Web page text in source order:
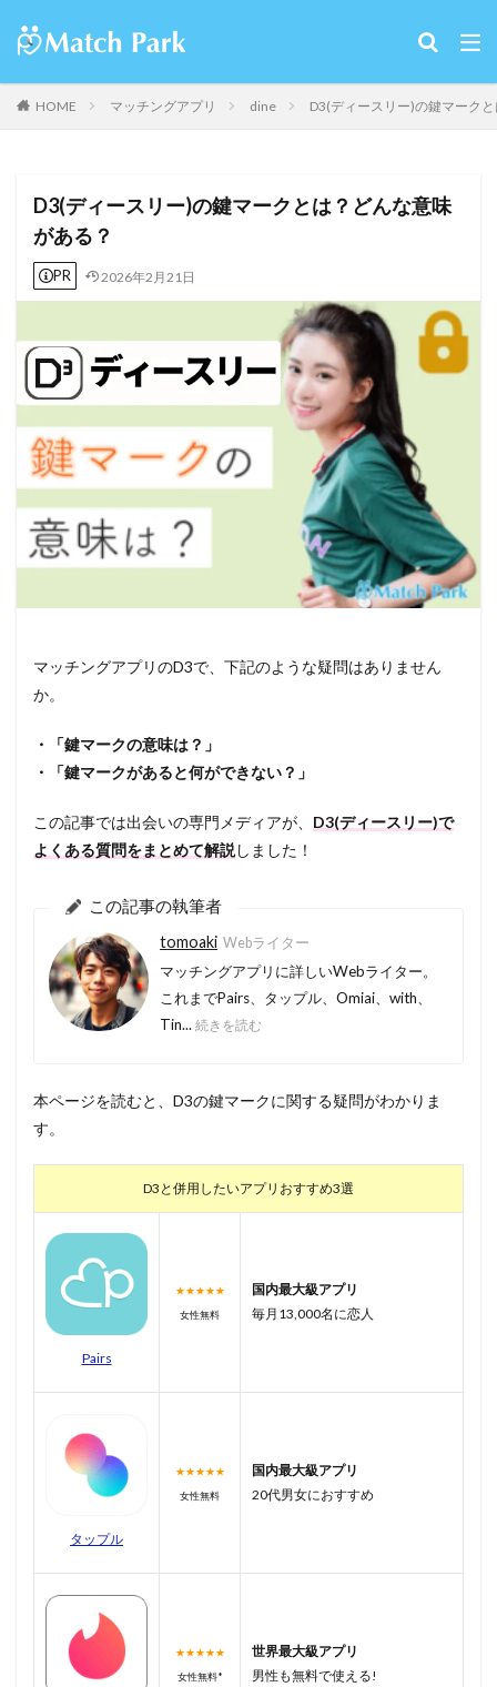
HOME マッチングアプリ dine D3(ディースリー)の鍵マーク
D3(ディースリー)の鍵マークとは？どんな意味
がある？
PR 2026年2月21日
マッチングアプリのD3で、下記のような疑問はありません
か。
・「鍵マークの意味は？ 」
・「鍵マークがあると何ができない？」
この記事では出会いの専門メディアが、 D3(ディースリー)で
よくある質問をまとめて解説しました！
この記事の執筆者
tomoaki Webライター
マッチングアプリに詳しいWebライター。
これまでPairs、タップル、Omiai、with、
Tin... 続きを読む
本ページを読むと、D3の鍵マークに関する疑問がわかりま
す。
D3と併用したいアプリおすすめ3選
Pairs
★★★★★
女性無料
国内最大級アプリ
毎月13,000名に恋人
タップル
★★★★★
女性無料
国内最大級アプリ
20代男女におすすめ
★★★★★
女性無料*
世界最大級アプリ
男性も無料で使える!